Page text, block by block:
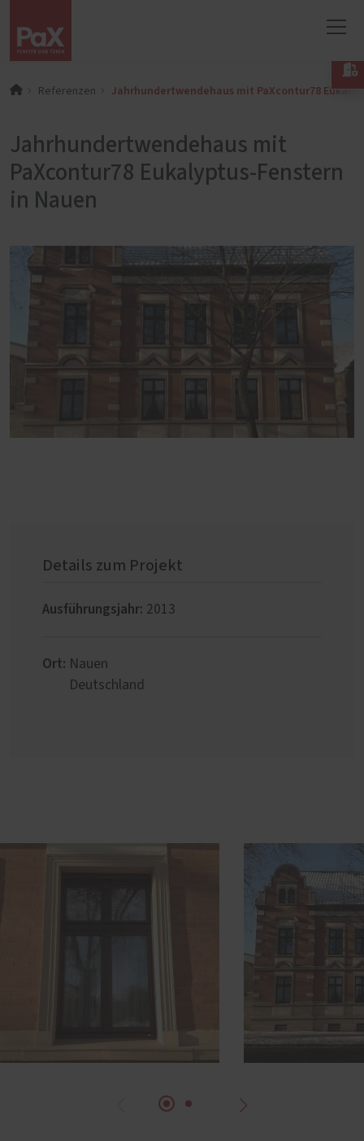
Referenzen Jahrhundertwendehaus mit PaXcontur78
Jahrhundertwendehaus mit
PaXcontur78 Eukalyptus-Fenstern
in Nauen
Details zum Projekt
Ausführungsjahr: 2013
Ort: Nauen
Deutschland
